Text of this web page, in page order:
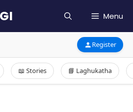
Menu
Register
📖 Stories 📘 Laghukatha